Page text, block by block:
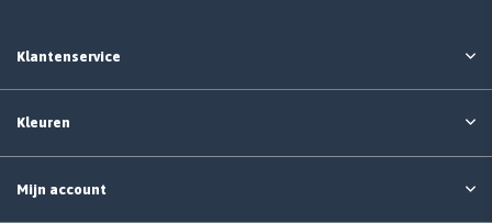
Klantenservice
Kleuren
Mijn account